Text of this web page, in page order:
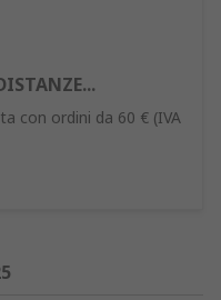
con ordini da 60 € (IVA